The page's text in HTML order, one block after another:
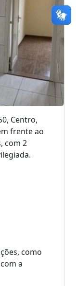
Centro,
frente ao
com 2
como
a